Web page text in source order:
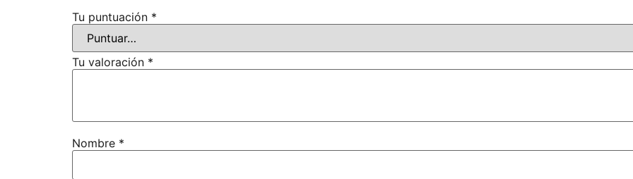
Tu puntuación *
Tu valoración *
Nombre *